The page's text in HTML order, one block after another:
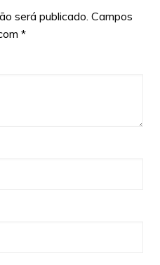
será publicado. Campos
*